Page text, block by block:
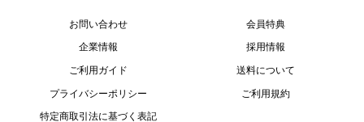
お問い合わせ
企業情報
ご利用ガイド
プライバシーポリシー
特定商取引法に基づく表記
会員特典
採用情報
送料について
ご利用規約